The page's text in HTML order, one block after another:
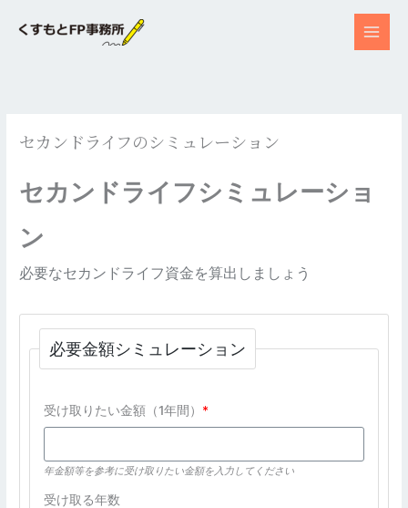
セカンドライフのシミュレーション
セカンドライフシミュレーショ
ン
必要なセカンドライフ資金を算出しましょう
必要金額シミュレーション
受け取りたい金額（1年間） *
年金額等を参考に受け取りたい金額を入力してください
受け取る年数